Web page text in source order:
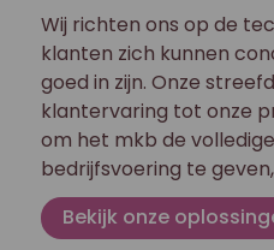
Wij richten ons op de
klanten zich kunnen
goed in zijn. Onze
klantervaring tot onze
om het mkb de
bedrijfsvoering te
Bekijk onze